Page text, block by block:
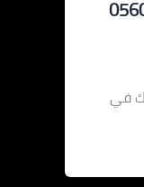
في